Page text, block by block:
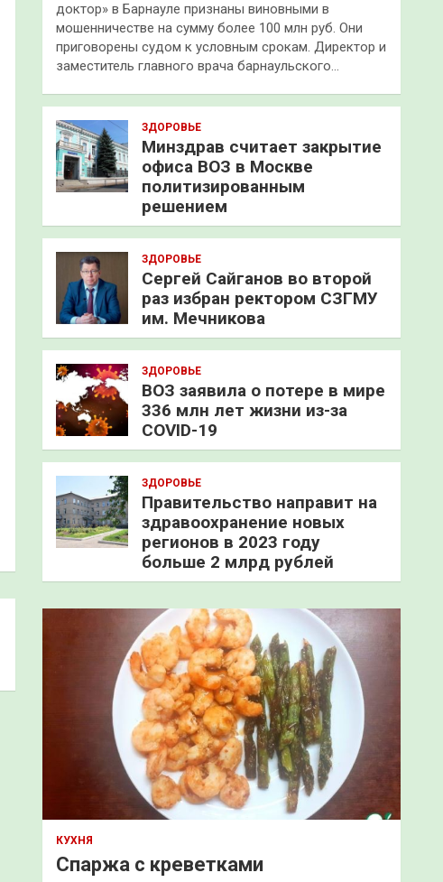
доктор» в Барнауле признаны виновными в
мошенничестве на сумму более 100 млн руб. Они
приговорены судом к условным срокам. Директор и
заместитель главного врача барнаульского…
ЗДОРОВЬЕ
Минздрав считает закрытие
офиса ВОЗ в Москве
политизированным
решением
ЗДОРОВЬЕ
Сергей Сайганов во второй
раз избран ректором СЗГМУ
им. Мечникова
ЗДОРОВЬЕ
ВОЗ заявила о потере в мире
336 млн лет жизни из-за
COVID-19
ЗДОРОВЬЕ
Правительство направит на
здравоохранение новых
регионов в 2023 году
больше 2 млрд рублей
КУХНЯ
Спаржа с креветками